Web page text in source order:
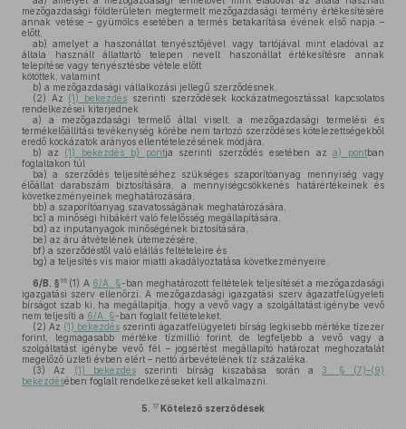
mezőgazdasági földterületen megtermelt mezőgazdasági termény értékesítésére
annak vetése – gyümölcs esetében a termés betakarítása évének első napja –
előtt,
ab) amelyet a haszonállat tenyésztőjével vagy tartójával mint eladóval az
általa használt állattartó telepen nevelt haszonállat értékesítésre annak
telepítése vagy tenyésztésbe vétele előtt
kötöttek, valamint
b) a mezőgazdasági vállalkozási jellegű szerződésnek.
(2) Az (1) bekezdés szerinti szerződések kockázatmegosztással kapcsolatos
rendelkezései kiterjednek
a) a mezőgazdasági termelő által viselt, a mezőgazdasági termelési és
termékelőállítási tevékenység körébe nem tartozó szerződéses kötelezettségekből
eredő kockázatok arányos ellentételezésének módjára,
b) az (1) bekezdés b) pontja szerinti szerződés esetében aza) pontban
foglaltakon túl
ba) a szerződés teljesítéséhez szükséges szaporítóanyag mennyiség vagy
élőállat darabszám biztosítására, a mennyiségcsökkenés határértékeinek és
következményeinek meghatározására,
bb) a szaporítóanyag szavatosságának meghatározására,
bc) a minőségi hibákért való felelősség megállapítására,
bd) az inputanyagok minőségének biztosítására,
be) az áru átvételének ütemezésére,
bf) a szerződéstől való elállás feltételeire és
bg) a teljesítés vis maior miatti akadályoztatása következményeire.
6/B. § 16 (1) A 6/A. §-ban meghatározott feltételek teljesítését a mezőgazdasági
igazgatási szerv ellenőrzi. A mezőgazdasági igazgatási szerv ágazatfelügyeleti
bírságot szab ki, ha megállapítja, hogy a vevő vagy a szolgáltatást igénybe vevő
nem teljesíti a 6/A. §-ban foglalt feltételeket.
(2) Az (1) bekezdés szerinti ágazatfelügyeleti bírság legkisebb mértéke tízezer
forint, legmagasabb mértéke tízmillió forint, de legfeljebb a vevő vagy a
szolgáltatást igénybe vevő fél – jogsértést megállapító határozat meghozatalát
megelőző üzleti évben elért – nettó árbevételének tíz százaléka.
(3) Az (1) bekezdés szerinti bírság kiszabása során a3. § (7)–(9)
bekezdésében foglalt rendelkezéseket kell alkalmazni.
5. 17 Kötelező szerződések